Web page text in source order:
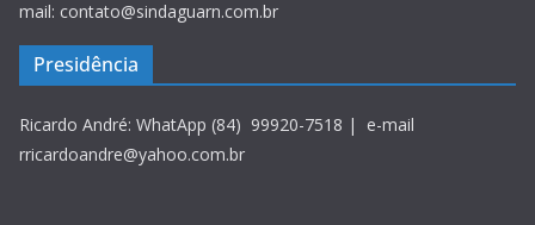
mail: contato@sindaguarn.com.br
Presidência
Ricardo André: WhatApp (84) 99920-7518 | e-mail
rricardoandre@yahoo.com.br